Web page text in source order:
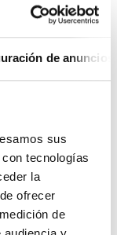
de anuncios
sus
tecnologías
la
ofrecer
de